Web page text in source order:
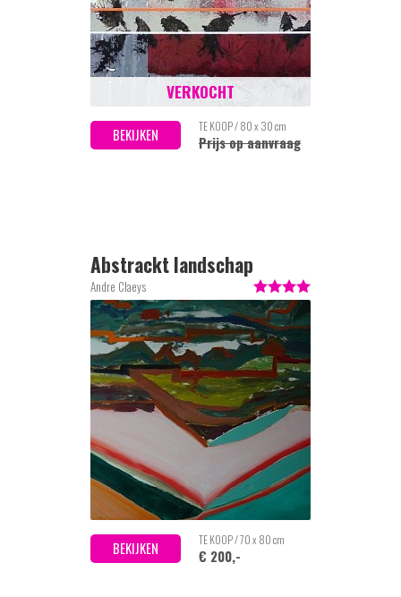
BEKIJKEN TE KOOP / 80 x 30 cm
Prijs op aanvraag
VERKOCHT
Abstrackt landschap
Andre Claeys
BEKIJKEN TE KOOP / 70 x 80 cm
€ 200,-